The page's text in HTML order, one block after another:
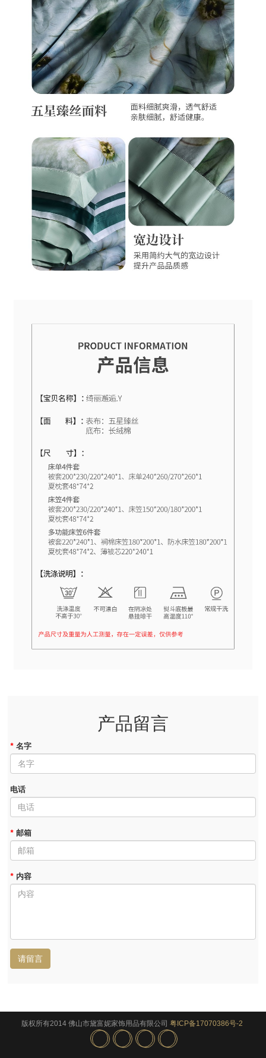
产品留言
* 名字
电话
* 邮箱
* 内容
请留言
版权所有2014 佛山市黛富妮家饰用品有限公司 粤ICP备17070386号-2